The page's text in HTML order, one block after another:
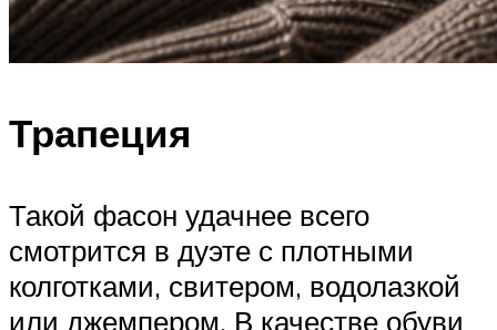
Трапеция
Такой фасон удачнее всего
смотрится в дуэте с плотными
колготками, свитером, водолазкой
или джемпером. В качестве обуви